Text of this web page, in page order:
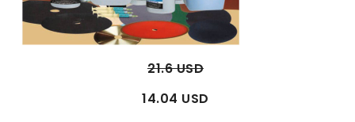
21.6 USD
14.04 USD